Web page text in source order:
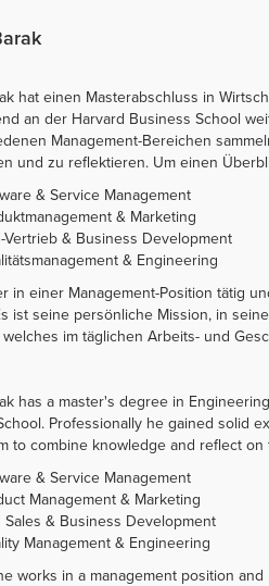
hat einen Masterabschluss in
an der Harvard Business School
Management-Bereichen
und zu reflektieren. Um einen
& Service Management
& Marketing
Vertrieb & Business Development
& Engineering
in einer Management-Position tätig
ist seine persönliche Mission, in
im täglichen Arbeits- und
has a master's degree in
Professionally he gained solid
to combine knowledge and reflect
& Service Management
Management & Marketing
Sales & Business Development
Management & Engineering
works in a management position